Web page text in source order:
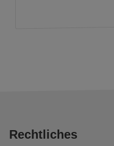
Rechtliches